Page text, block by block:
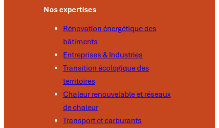
Nos expertises
Rénovation énergétique des
bâtiments
Entreprises & Industries
Transition écologique des
territoires
Chaleur renouvelable et réseaux
de chaleur
Transport et carburants